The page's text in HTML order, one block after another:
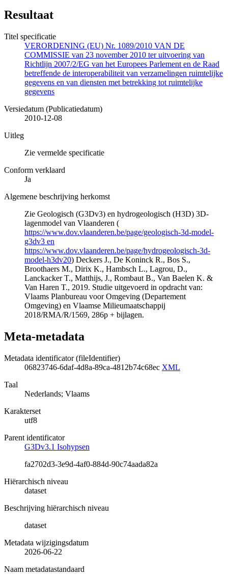
Resultaat
Titel specificatie
VERORDENING (EU) Nr. 1089/2010 VAN DE
COMMISSIE van 23 november 2010 ter uitvoering van
Richtlijn 2007/2/EG van het Europees Parlement en de Raad
betreffende de interoperabiliteit van verzamelingen ruimtelijke
gegevens en van diensten met betrekking tot ruimtelijke
gegevens
Versiedatum (Publicatiedatum)
2010-12-08
Uitleg
Zie vermelde specificatie
Conform verklaard
Ja
Algemene beschrijving herkomst
Zie Geologisch (G3Dv3) en hydrogeologisch (H3D) 3D-
lagenmodel van Vlaanderen (
https://www.dov.vlaanderen.be/page/geologisch-3d-model-
g3dv3 en
https://www.dov.vlaanderen.be/page/hydrogeologisch-3d-
model-h3dv20) Deckers J., De Koninck R., Bos S.,
Broothaers M., Dirix K., Hambsch L., Lagrou, D.,
Lanckacker T., Matthijs, J., Rombaut B., Van Baelen K. &
Van Haren T., 2019. Studie uitgevoerd in opdracht van:
Vlaams Planbureau voor Omgeving (Departement
Omgeving) en Vlaamse Milieumaatschappij
2018/RMA/R/1569, 286p + bijlagen.
Meta-metadata
Metadata identificator (fileIdentifier)
06823746-6daf-4d8a-89ca-4812b74c68ec XML
Taal
Nederlands; Vlaams
Karakterset
utf8
Parent identificator
G3Dv3.1 Isohypsen
fa2702d3-3e9d-4af0-884d-90c74aada82a
Hiërarchisch niveau
dataset
Beschrijving hiërarchisch niveau
dataset
Metadata wijzigingsdatum
2026-06-22
Naam metadatastandaard